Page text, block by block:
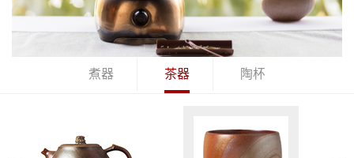
煮器 茶器 陶杯